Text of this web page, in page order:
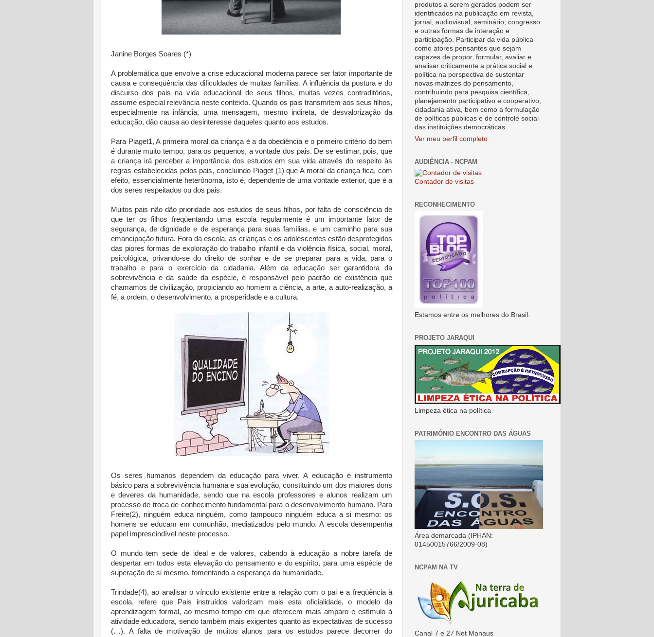
Janine Borges Soares (*)
A problemática que envolve a crise educacional moderna parece ser fator importante de
causa e conseqüência das dificuldades de muitas famílias. A influência da postura e do
discurso dos pais na vida educacional de seus filhos, muitas vezes contraditórios,
assume especial relevância neste contexto. Quando os pais transmitem aos seus filhos,
especialmente na infância, uma mensagem, mesmo indireta, de desvalorização da
educação, dão causa ao desinteresse daqueles quanto aos estudos.
Para Piaget1, A primeira moral da criança é a da obediência e o primeiro critério do bem
é durante muito tempo, para os pequenos, a vontade dos pais. De se estimar, pois, que
a criança irá perceber a importância dos estudos em sua vida através do respeito às
regras estabelecidas pelos pais, concluindo Piaget (1) que A moral da criança fica, com
efeito, essencialmente heterônoma, isto é, dependente de uma vontade exterior, que é a
dos seres respeitados ou dos pais.
Muitos pais não dão prioridade aos estudos de seus filhos, por falta de consciência de
que ter os filhos freqüentando uma escola regularmente é um importante fator de
segurança, de dignidade e de esperança para suas famílias, e um caminho para sua
emancipação futura. Fora da escola, as crianças e os adolescentes estão desprotegidos
das piores formas de exploração do trabalho infantil e da violência física, social, moral,
psicológica, privando-se do direito de sonhar e de se preparar para a vida, para o
trabalho e para o exercício da cidadania. Além da educação ser garantidora da
sobrevivência e da saúde da espécie, é responsável pelo padrão de existência que
chamamos de civilização, propiciando ao homem a ciência, a arte, a auto-realização, a
fé, a ordem, o desenvolvimento, a prosperidade e a cultura.
Os seres humanos dependem da educação para viver. A educação é instrumento
básico para a sobrevivência humana e sua evolução, constituindo um dos maiores dons
e deveres da humanidade, sendo que na escola professores e alunos realizam um
processo de troca de conhecimento fundamental para o desenvolvimento humano. Para
Freire(2), ninguém educa ninguém, como tampouco ninguém educa a si mesmo: os
homens se educam em comunhão, mediatizados pelo mundo. A escola desempenha
papel imprescindível neste processo.
O mundo tem sede de ideal e de valores, cabendo à educação a nobre tarefa de
despertar em todos esta elevação do pensamento e do espírito, para uma espécie de
superação de si mesmo, fomentando a esperança da humanidade.
Trindade(4), ao analisar o vínculo existente entre a relação com o pai e a freqüência à
escola, refere que Pais instruídos valorizam mais esta oficialidade, o modelo da
aprendizagem formal, ao mesmo tempo em que oferecem mais amparo e estímulo à
atividade educadora, sendo também mais exigentes quanto às expectativas de sucesso
(…). A falta de motivação de muitos alunos para os estudos parece decorrer do
produtos a serem gerados podem ser
identificados na publicação em revista,
jornal, audiovisual, seminário, congresso
e outras formas de interação e
participação. Participar da vida pública
como atores pensantes que sejam
capazes de propor, formular, avaliar e
analisar criticamente a prática social e
política na perspectiva de sustentar
novas matrizes do pensamento,
contribuindo para pesquisa científica,
planejamento participativo e cooperativo,
cidadania ativa, bem como a formulação
de políticas públicas e de controle social
das instituições democráticas.
Ver meu perfil completo
AUDIÊNCIA - NCPAM
Contador de visitas
RECONHECIMENTO
Estamos entre os melhores do Brasil.
PROJETO JARAQUI
Limpeza ética na política
PATRIMÔNIO ENCONTRO DAS ÁGUAS
Área demarcada (IPHAN:
01450015766/2009-08)
NCPAM NA TV
Canal 7 e 27 Net Manaus